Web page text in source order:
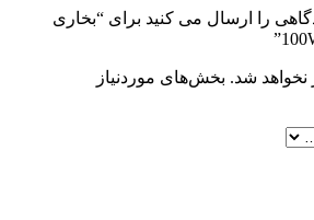
را ارسال می کنید برای “بخاری
نخواهد شد. بخش‌های موردنیاز